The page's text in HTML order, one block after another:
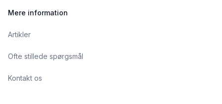
Mere information
Artikler
Ofte stillede spørgsmål
Kontakt os